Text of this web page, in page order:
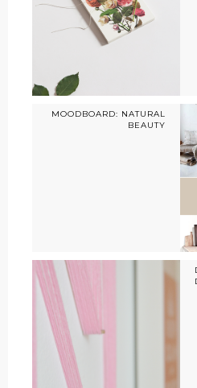
MOODBOARD: NATURAL
BEAUTY